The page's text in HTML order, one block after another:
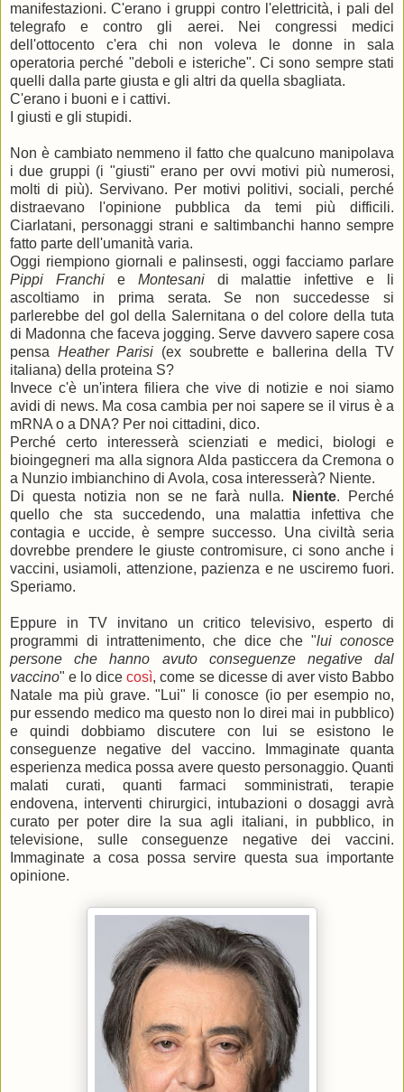
manifestazioni. C'erano i gruppi contro l'elettricità, i pali del
telegrafo e contro gli aerei. Nei congressi medici
dell'ottocento c'era chi non voleva le donne in sala
operatoria perché "deboli e isteriche". Ci sono sempre stati
quelli dalla parte giusta e gli altri da quella sbagliata.
C'erano i buoni e i cattivi.
I giusti e gli stupidi.
Non è cambiato nemmeno il fatto che qualcuno manipolava
i due gruppi (i "giusti" erano per ovvi motivi più numerosi,
molti di più). Servivano. Per motivi politivi, sociali, perché
distraevano l'opinione pubblica da temi più difficili.
Ciarlatani, personaggi strani e saltimbanchi hanno sempre
fatto parte dell'umanità varia.
Oggi riempiono giornali e palinsesti, oggi facciamo parlare
Pippi Franchie Montesani di malattie infettive e li
ascoltiamo in prima serata. Se non succedesse si
parlerebbe del gol della Salernitana o del colore della tuta
di Madonna che faceva jogging. Serve davvero sapere cosa
pensa Heather Parisi (ex soubrette e ballerina della TV
italiana) della proteina S?
Invece c'è un'intera filiera che vive di notizie e noi siamo
avidi di news. Ma cosa cambia per noi sapere se il virus è a
mRNA o a DNA? Per noi cittadini, dico.
Perché certo interesserà scienziati e medici, biologi e
bioingegneri ma alla signora Alda pasticcera da Cremona o
a Nunzio imbianchino di Avola, cosa interesserà? Niente.
Di questa notizia non se ne farà nulla.
Niente. Perché
quello che sta succedendo, una malattia infettiva che
contagia e uccide, è sempre successo. Una civiltà seria
dovrebbe prendere le giuste contromisure, ci sono anche i
vaccini, usiamoli, attenzione, pazienza e ne usciremo fuori.
Speriamo.
Eppure in TV invitano un critico televisivo, esperto di
programmi di intrattenimento, che dice che "lui conosce
persone che hanno avuto conseguenze negative dal
vaccino" e lo dicecosì, come se dicesse di aver visto Babbo
Natale ma più grave. "Lui" li conosce (io per esempio no,
pur essendo medico ma questo non lo direi mai in pubblico)
e quindi dobbiamo discutere con lui se esistono le
conseguenze negative del vaccino. Immaginate quanta
esperienza medica possa avere questo personaggio. Quanti
malati curati, quanti farmaci somministrati, terapie
endovena, interventi chirurgici, intubazioni o dosaggi avrà
curato per poter dire la sua agli italiani, in pubblico, in
televisione, sulle conseguenze negative dei vaccini.
Immaginate a cosa possa servire questa sua importante
opinione.